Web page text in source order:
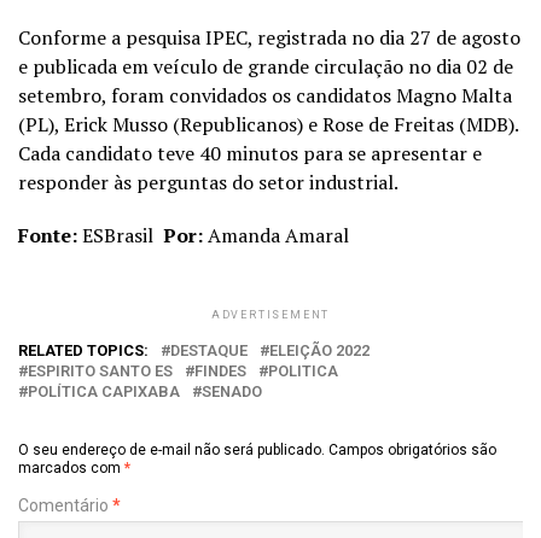
Conforme a pesquisa IPEC, registrada no dia 27 de agosto
e publicada em veículo de grande circulação no dia 02 de
setembro, foram convidados os candidatos Magno Malta
(PL), Erick Musso (Republicanos) e Rose de Freitas (MDB).
Cada candidato teve 40 minutos para se apresentar e
responder às perguntas do setor industrial.
Fonte:ESBrasil Por:Amanda Amaral
ADVERTISEMENT
RELATED TOPICS: DESTAQUE
ELEIÇÃO 2022
ESPIRITO SANTO ES
FINDES
POLITICA
POLÍTICA CAPIXABA
SENADO
O seu endereço de e-mail não será publicado. Campos obrigatórios são
marcados com *
Comentário *